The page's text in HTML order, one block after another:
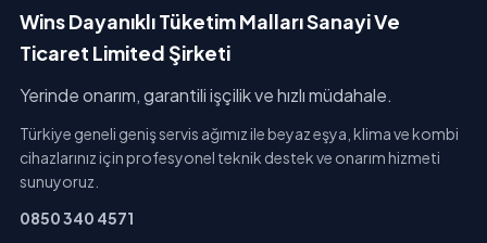
Wins Dayanıklı Tüketim Malları Sanayi Ve
Ticaret Limited Şirketi
Yerinde onarım, garantili işçilik ve hızlı müdahale.
Türkiye geneli geniş servis ağımız ile beyaz eşya, klima ve kombi
cihazlarınız için profesyonel teknik destek ve onarım hizmeti
sunuyoruz.
0850 340 4571